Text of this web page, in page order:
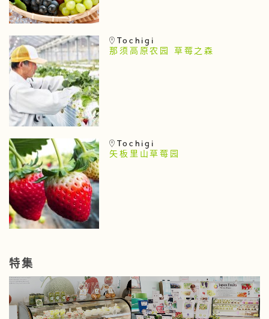
Tochigi
那须高原农园 草莓之森
Tochigi
矢板里山草莓园
特集